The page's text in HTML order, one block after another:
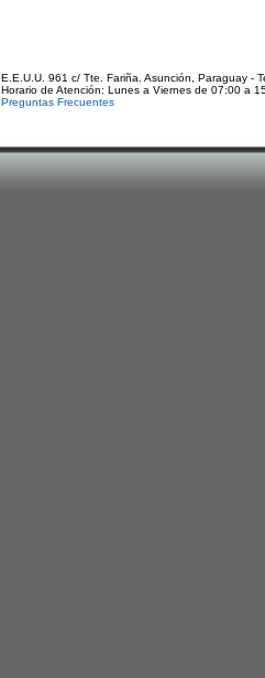
E.E.U.U. 961 c/ Tte. Fariña. Asunción, Paraguay -
Horario de Atención: Lunes a Viernes de 07:00 a
Preguntas Frecuentes